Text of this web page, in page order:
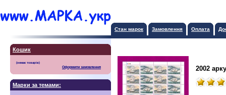
Стан марок Замовлення Оплата
Кошик
Оформити замовлення
Марки за темами:
2002